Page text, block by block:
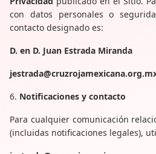
con datos personales o
contacto designado es:
D. en D. Juan Estrada Miranda
6. Notificaciones y contacto
Para cualquier comunicación
(incluidas notificaciones legales),